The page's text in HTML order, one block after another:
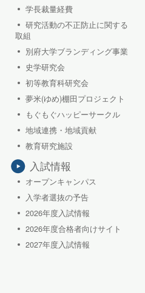
学長裁量経費
研究活動の不正防止に関する
取組
別府大学ブランディング事業
史学研究会
初等教育科研究会
夢米(ゆめ)棚田プロジェクト
もぐもぐハッピーサークル
地域連携・地域貢献
教育研究施設
入試情報
オープンキャンパス
入学者選抜の予告
2026年度入試情報
2026年度合格者向けサイト
2027年度入試情報